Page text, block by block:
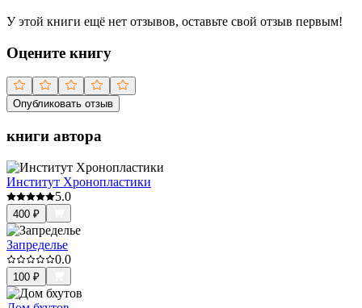
У этой книги ещё нет отзывов, оставьте свой отзыв первым!
Оцените книгу
Опубликовать отзыв
книги автора
Институт Хронопластики
5.0
400 ₽
Запределье
0.0
100 ₽